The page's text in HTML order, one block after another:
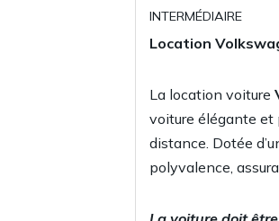
INTERMÉDIAIRE
Location
La location voiture
voiture élégante et
distance. Dotée
polyvalence,